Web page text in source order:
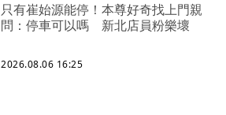
只有崔始源能停！本尊好奇找上門親
問：停車可以嗎 新北店員粉樂壞
2026.08.06 16:25